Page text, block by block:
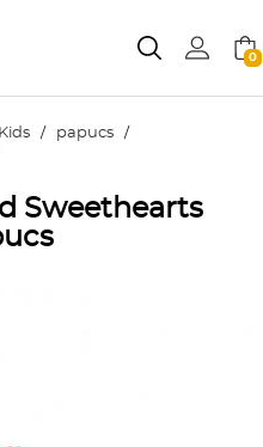
0
/ papucs /
Sweethearts